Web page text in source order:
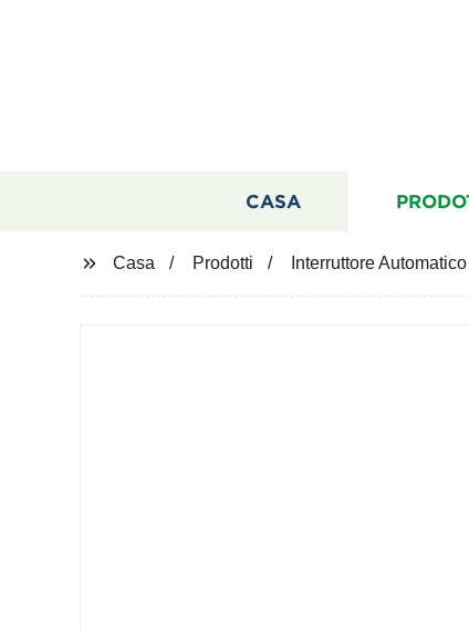
CASA
Casa Prodotti Interruttore